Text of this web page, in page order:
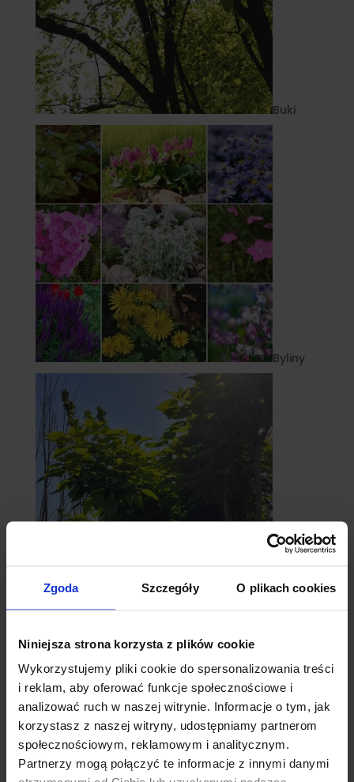
Zgoda Szczegóły O plikach cookies
Niniejsza strona korzysta z plików cookie
Wykorzystujemy pliki cookie do spersonalizowania treści
i reklam, aby oferować funkcje społecznościowe i
analizować ruch w naszej witrynie. Informacje o tym, jak
korzystasz z naszej witryny, udostępniamy partnerom
społecznościowym, reklamowym i analitycznym.
Partnerzy mogą połączyć te informacje z innymi danymi
Buki
Byliny